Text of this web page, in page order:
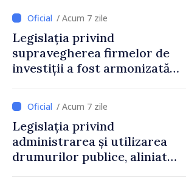
/ Acum 7 zile
Legislația privind
supravegherea firmelor de
investiții a fost armonizată
/ Acum 7 zile
Legislația privind
administrarea și utilizarea
drumurilor publice, aliniată